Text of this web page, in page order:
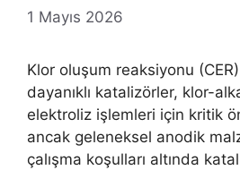
1 Mayıs 2026
Klor oluşum reaksiyonu
dayanıklı katalizörler, klor-
elektroliz işlemleri için kritik
ancak geleneksel anodik
çalışma koşulları altında